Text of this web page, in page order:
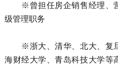
※曾担任房企销售经理、营
级管理职务
※浙大、清华、北大、复旦
海财经大学、青岛科技大学等